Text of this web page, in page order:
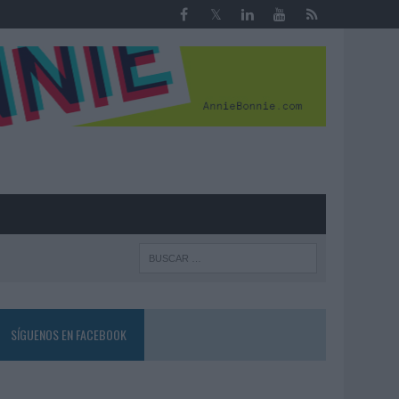
SÍGUENOS EN FACEBOOK